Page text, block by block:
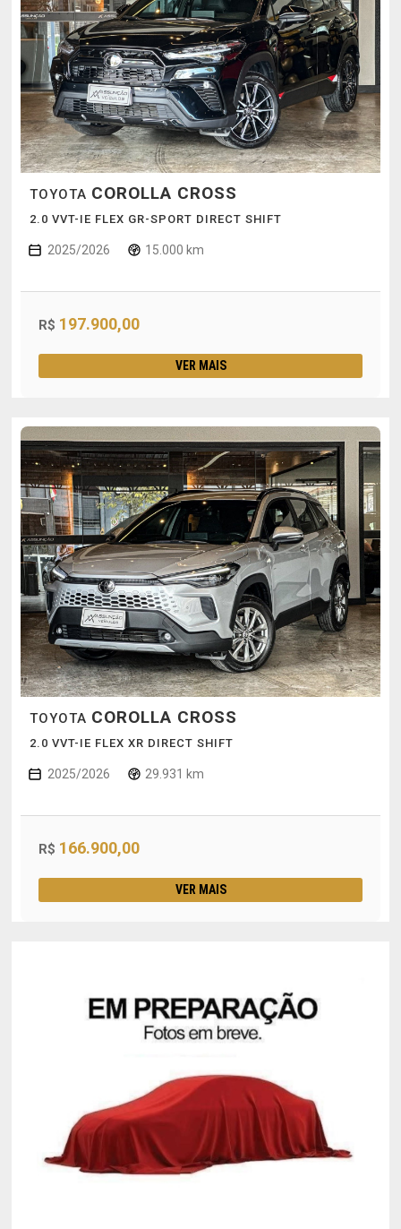
TOYOTA COROLLA CROSS
2.0 VVT-IE FLEX GR-SPORT DIRECT SHIFT
2025/2026 15.000 km
R$ 197.900,00
VER MAIS
TOYOTA COROLLA CROSS
2.0 VVT-IE FLEX XR DIRECT SHIFT
2025/2026 29.931 km
R$ 166.900,00
VER MAIS